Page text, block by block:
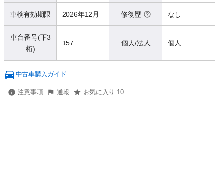
車検有効期限 2026年12月 修復歴 なし
車台番号(下3
桁)
157 個人/法人 個人
中古車購入ガイド
注意事項 通報 お気に入り 10